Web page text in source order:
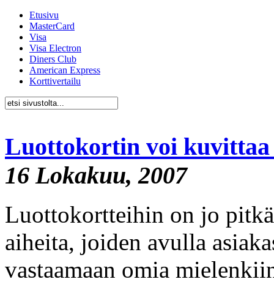
Etusivu
MasterCard
Visa
Visa Electron
Diners Club
American Express
Korttivertailu
Luottokortin voi kuvittaa
16 Lokakuu, 2007
Luottokortteihin on jo
aiheita, joiden avulla
vastaamaan omia